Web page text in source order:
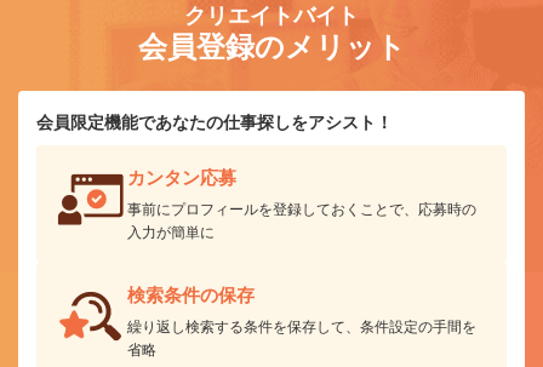
クリエイトバイト
会員登録のメリット
会員限定機能であなたの仕事探しをアシスト！
カンタン応募
事前にプロフィールを登録しておくことで、応募時の
入力が簡単に
検索条件の保存
繰り返し検索する条件を保存して、条件設定の手間を
省略